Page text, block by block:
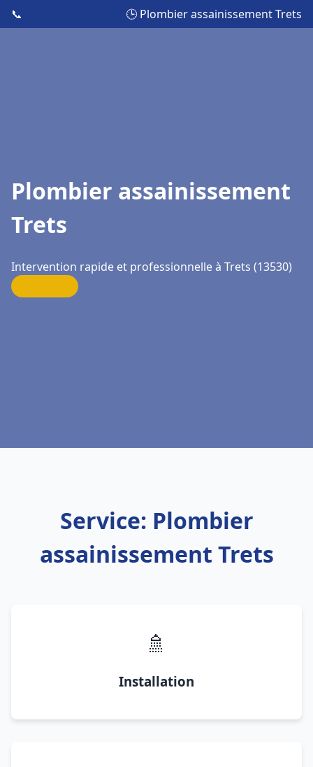
📞 🕒 Plombier assainissement Trets
Plombier assainissement
Trets
Intervention rapide et professionnelle à Trets (13530)
Service: Plombier
assainissement Trets
🚿
Installation